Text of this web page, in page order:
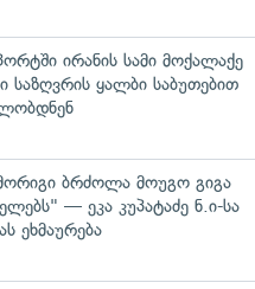
ირანის სამი მოქალაქე
საზღვრის ყალბი საბუთებით
ბრძოლა მოუგო გიგა
— ეკა კუპატაძე ნ.ი-სა
ეხმაურება